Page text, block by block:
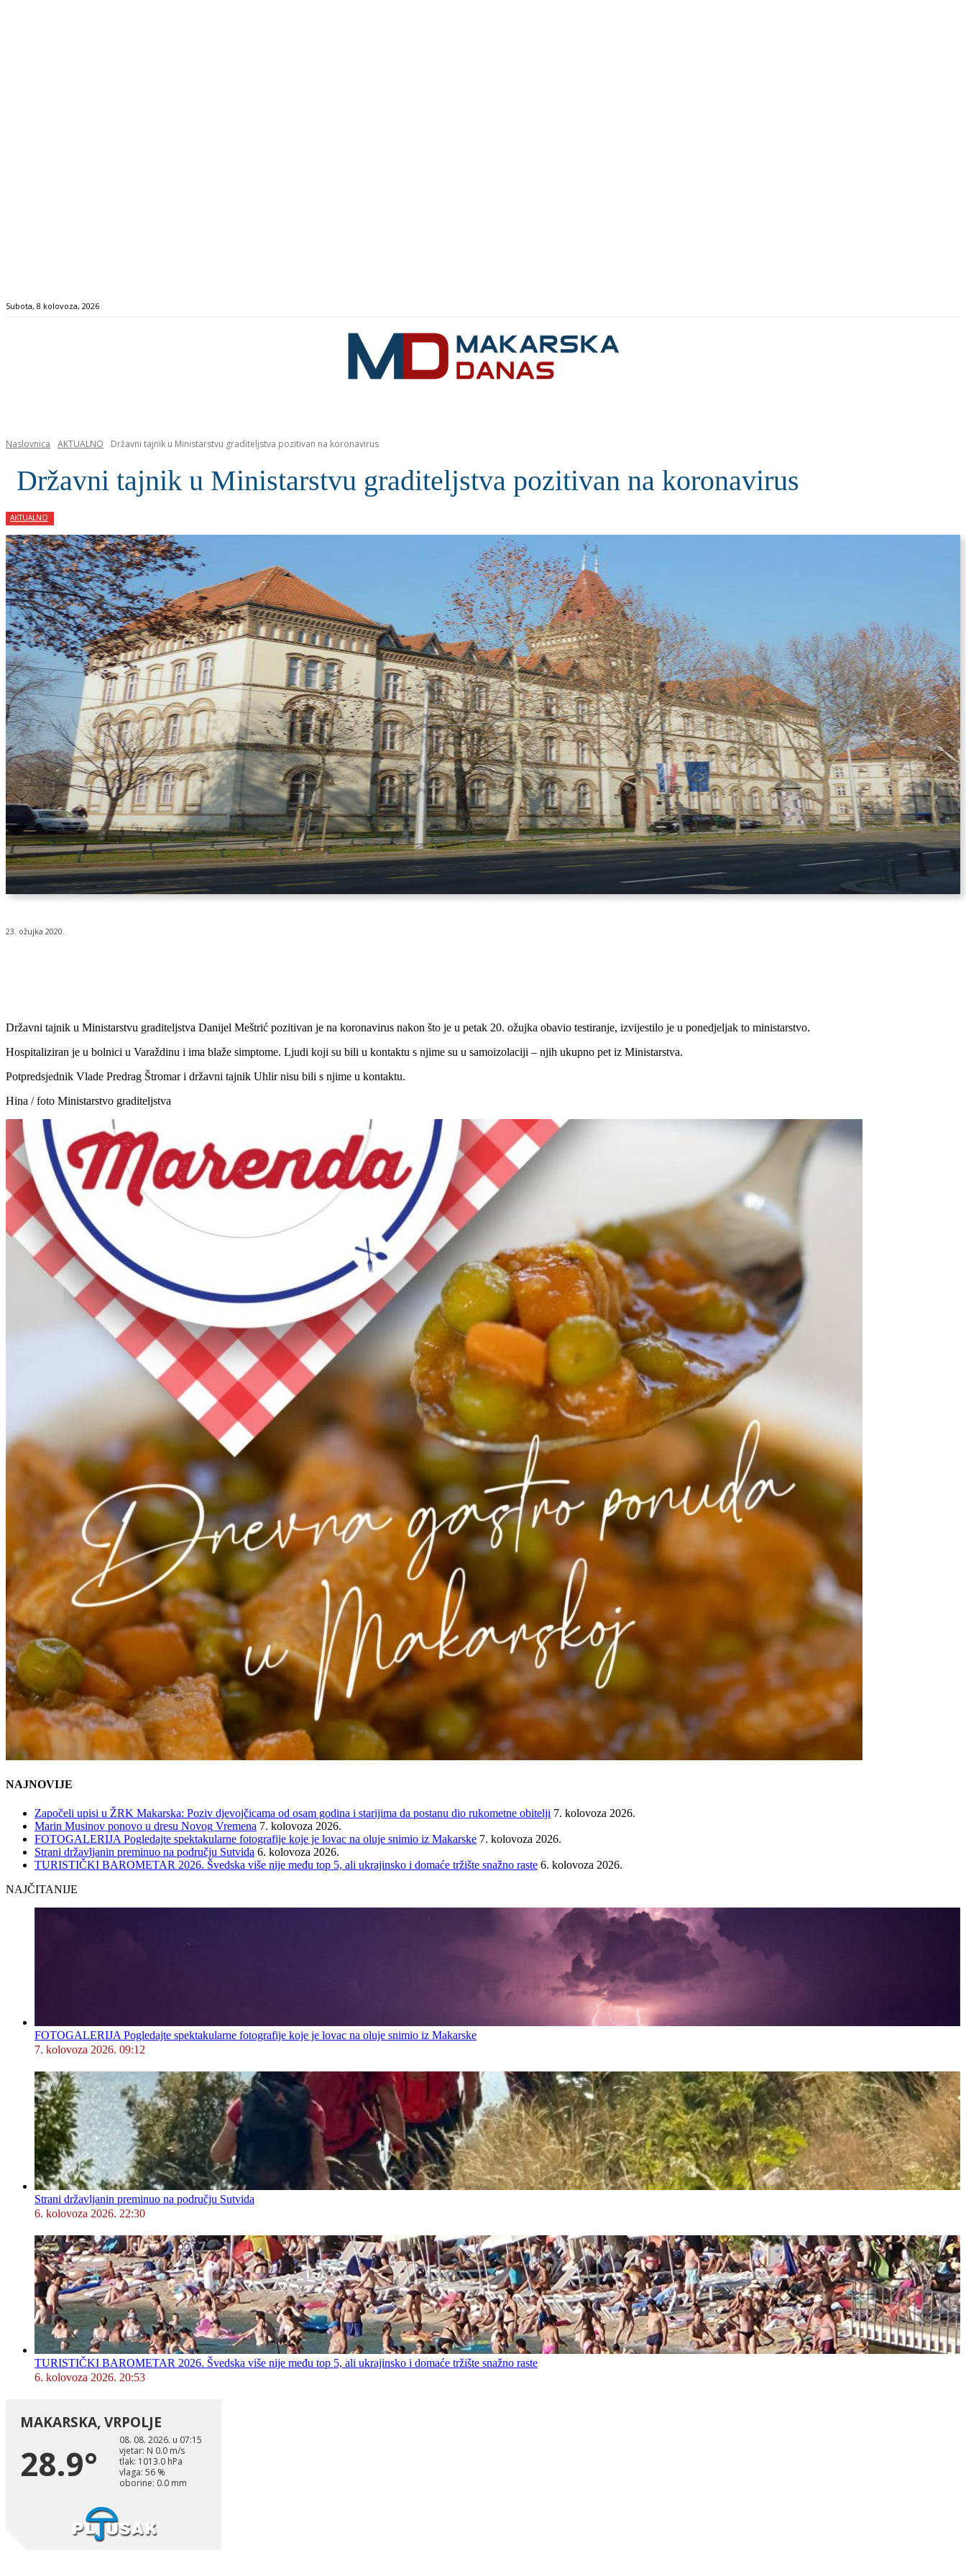
Subota, 8 kolovoza, 2026
Naslovnica AKTUALNO Državni tajnik u Ministarstvu graditeljstva pozitivan na koronavirus
Državni tajnik u Ministarstvu graditeljstva pozitivan na koronavirus
AKTUALNO
23. ožujka 2020.
Državni tajnik u Ministarstvu graditeljstva Danijel Meštrić pozitivan je na koronavirus nakon što je u petak 20. ožujka obavio testiranje, izvijestilo je u ponedjeljak to ministarstvo.
Hospitaliziran je u bolnici u Varaždinu i ima blaže simptome. Ljudi koji su bili u kontaktu s njime su u samoizolaciji – njih ukupno pet iz Ministarstva.
Potpredsjednik Vlade Predrag Štromar i državni tajnik Uhlir nisu bili s njime u kontaktu.
Hina / foto Ministarstvo graditeljstva
NAJNOVIJE
Započeli upisi u ŽRK Makarska: Poziv djevojčicama od osam godina i starijima da postanu dio rukometne obitelji 7. kolovoza 2026.
Marin Musinov ponovo u dresu Novog Vremena 7. kolovoza 2026.
FOTOGALERIJA Pogledajte spektakularne fotografije koje je lovac na oluje snimio iz Makarske 7. kolovoza 2026.
Strani državljanin preminuo na području Sutvida 6. kolovoza 2026.
TURISTIČKI BAROMETAR 2026. Švedska više nije među top 5, ali ukrajinsko i domaće tržište snažno raste 6. kolovoza 2026.
NAJČITANIJE
FOTOGALERIJA Pogledajte spektakularne fotografije koje je lovac na oluje snimio iz Makarske
7. kolovoza 2026. 09:12
Strani državljanin preminuo na području Sutvida
6. kolovoza 2026. 22:30
TURISTIČKI BAROMETAR 2026. Švedska više nije među top 5, ali ukrajinsko i domaće tržište snažno raste
6. kolovoza 2026. 20:53